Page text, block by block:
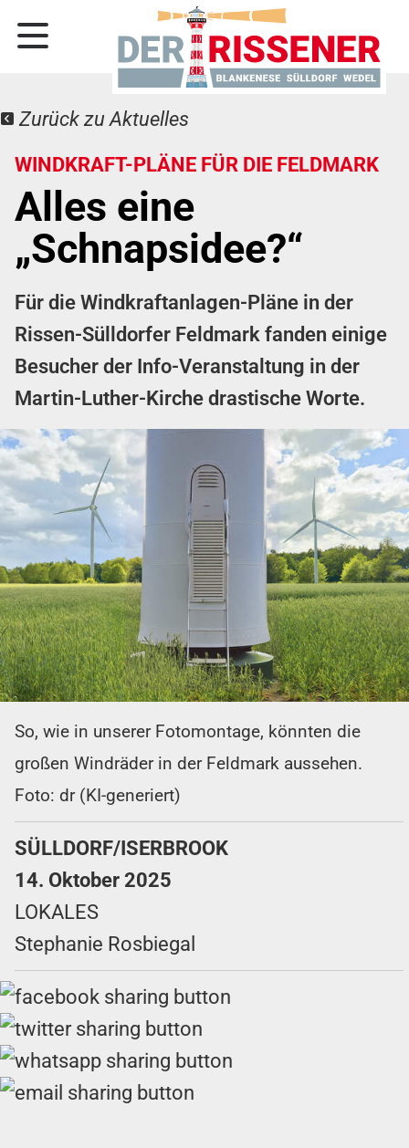
Zurück zu Aktuelles
WINDKRAFT-PLÄNE FÜR DIE FELDMARK
Alles eine
„Schnapsidee?“
Für die Windkraftanlagen-Pläne in der
Rissen-Sülldorfer Feldmark fanden einige
Besucher der Info-Veranstaltung in der
Martin-Luther-Kirche drastische Worte.
So, wie in unserer Fotomontage, könnten die
großen Windräder in der Feldmark aussehen.
Foto: dr (KI-generiert)
SÜLLDORF/ISERBROOK
14. Oktober 2025
LOKALES
Stephanie Rosbiegal